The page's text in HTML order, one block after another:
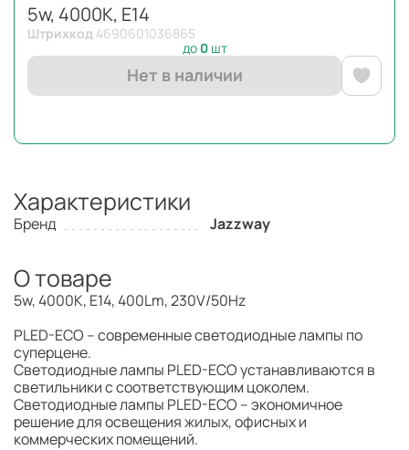
5w, 4000K, E14
Штрихкод 4690601036865
до 0шт
Нет в наличии
Характеристики
Бренд Jazzway
О товаре
5w, 4000K, E14, 400Lm, 230V/50Hz
PLED-ECO – современные светодиодные лампы по
суперцене.
Светодиодные лампы PLED-ECO устанавливаются в
светильники с соответствующим цоколем.
Светодиодные лампы PLED-ECO – экономичное
решение для освещения жилых, офисных и
коммерческих помещений.